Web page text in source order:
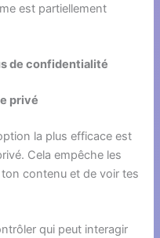
est partiellement
de confidentialité
privé
la plus efficace est
Cela empêche les
contenu et de voir tes
qui peut interagir